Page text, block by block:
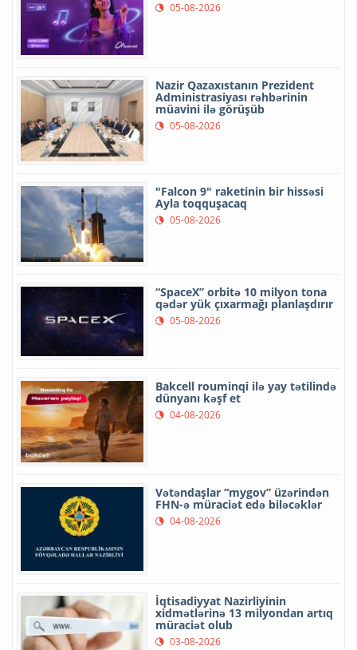
05-08-2026
Nazir Qazaxıstanın Prezident
Administrasiyası rəhbərinin
müavini ilə görüşüb
05-08-2026
"Falcon 9" raketinin bir hissəsi
Ayla toqquşacaq
05-08-2026
“SpaceX” orbitə 10 milyon tona
qədər yük çıxarmağı planlaşdırır
05-08-2026
Bakcell rouminqi ilə yay tətilində
dünyanı kəşf et
04-08-2026
Vətəndaşlar “mygov” üzərindən
FHN-ə müraciət edə biləcəklər
04-08-2026
İqtisadiyyat Nazirliyinin
xidmətlərinə 13 milyondan artıq
müraciət olub
03-08-2026